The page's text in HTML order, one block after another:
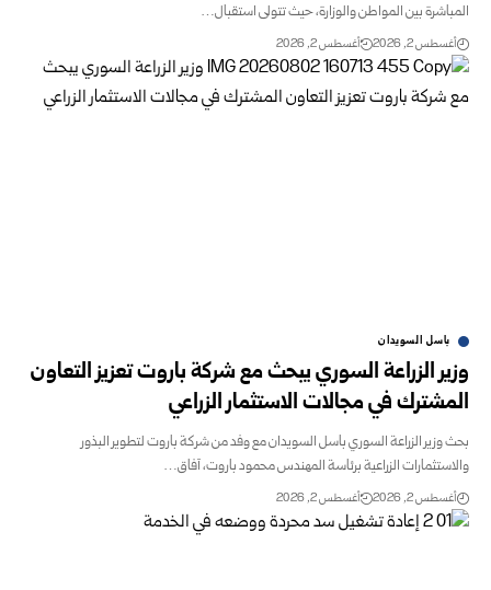
المباشرة بين المواطن والوزارة، حيث ‏تتولى استقبال…
أغسطس 2, 2026 أغسطس 2, 2026
باسل السويدان
وزير الزراعة السوري يبحث مع شركة باروت ‏تعزيز التعاون
المشترك‎ في مجالات الاستثمار الزراعي ‎
بحث وزير الزراعة السوري باسل السويدان مع ‏وفد من شركة باروت لتطوير البذور
والاستثمارات ‏الزراعية برئاسة المهندس محمود باروت، آفاق…
أغسطس 2, 2026 أغسطس 2, 2026